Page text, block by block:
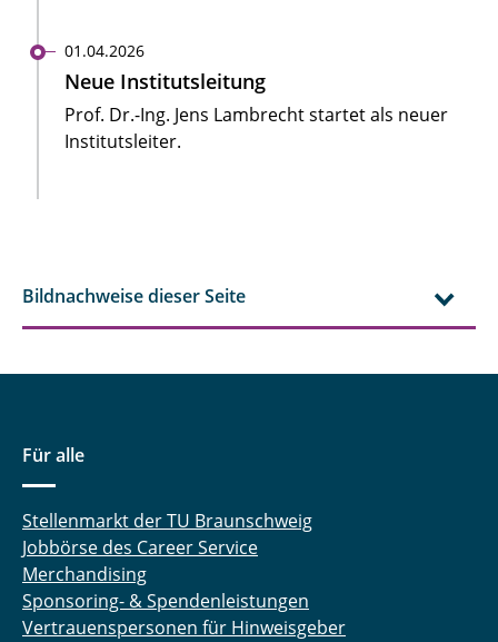
01.04.2026
Neue Institutsleitung
Prof. Dr.-Ing. Jens Lambrecht startet als neuer
Institutsleiter.
Bildnachweise dieser Seite
Für alle
Stellenmarkt der TU Braunschweig
Jobbörse des Career Service
Merchandising
Sponsoring- & Spendenleistungen
Vertrauenspersonen für Hinweisgeber